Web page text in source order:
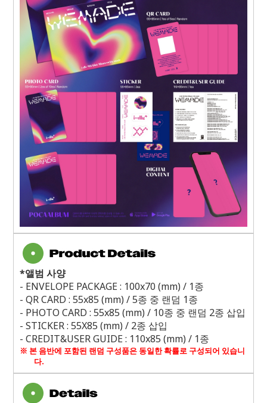
*앨범 사양
- ENVELOPE PACKAGE : 100x70 (mm) / 1종
- QR CARD : 55x85 (mm) / 5종 중 랜덤 1종
- PHOTO CARD : 55x85 (mm) / 10종 중 랜덤 2종 삽입
- STICKER : 55X85 (mm) / 2종 삽입
- CREDIT&USER GUIDE : 110x85 (mm) / 1종
※ 본 음반에 포함된 랜덤 구성품은 동일한 확률로 구성되어 있습니
다.